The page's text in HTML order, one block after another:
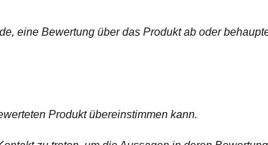
eine Bewertung über das Produkt ab oder
Produkt übereinstimmen kann.